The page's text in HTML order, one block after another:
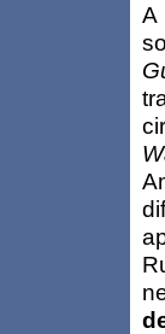
A